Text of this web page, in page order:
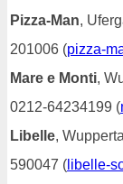
Pizza-Man,
201006 (pizza-
Mare e Monti,
0212-64234199 (
Libelle,
590047 ( libelle-